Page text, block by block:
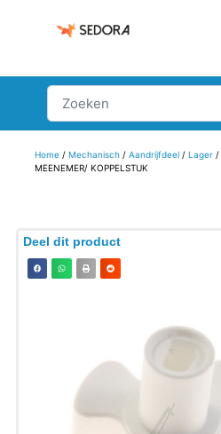
Home/ Mechanisch/ Aandrijfdeel/ Lager/
MEENEMER/ KOPPELSTUK
Deel dit product